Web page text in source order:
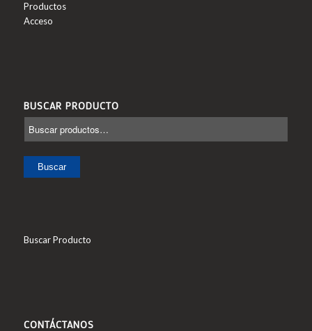
Productos
Acceso
BUSCAR PRODUCTO
Buscar
Buscar Producto
CONTÁCTANOS